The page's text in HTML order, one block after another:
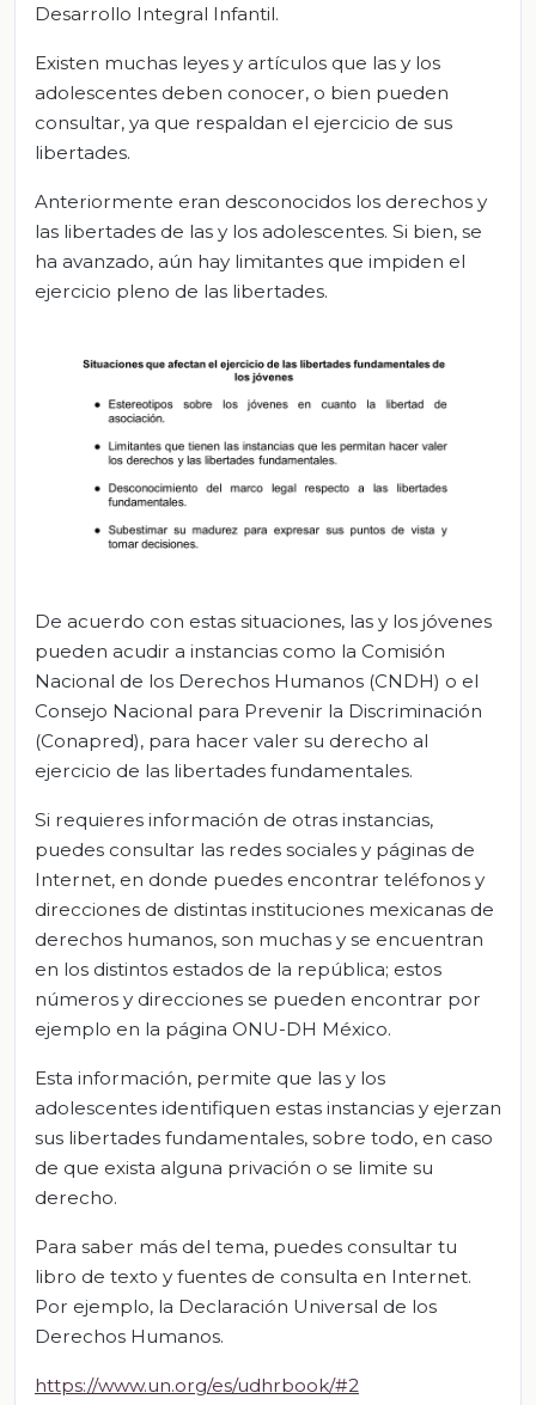
Desarrollo Integral Infantil.
Existen muchas leyes y artículos que las y los
adolescentes deben conocer, o bien pueden
consultar, ya que respaldan el ejercicio de sus
libertades.
Anteriormente eran desconocidos los derechos y
las libertades de las y los adolescentes. Si bien, se
ha avanzado, aún hay limitantes que impiden el
ejercicio pleno de las libertades.
De acuerdo con estas situaciones, las y los jóvenes
pueden acudir a instancias como la Comisión
Nacional de los Derechos Humanos (CNDH) o el
Consejo Nacional para Prevenir la Discriminación
(Conapred), para hacer valer su derecho al
ejercicio de las libertades fundamentales.
Si requieres información de otras instancias,
puedes consultar las redes sociales y páginas de
Internet, en donde puedes encontrar teléfonos y
direcciones de distintas instituciones mexicanas de
derechos humanos, son muchas y se encuentran
en los distintos estados de la república; estos
números y direcciones se pueden encontrar por
ejemplo en la página ONU-DH México.
Esta información, permite que las y los
adolescentes identifiquen estas instancias y ejerzan
sus libertades fundamentales, sobre todo, en caso
de que exista alguna privación o se limite su
derecho.
Para saber más del tema, puedes consultar tu
libro de texto y fuentes de consulta en Internet.
Por ejemplo, la Declaración Universal de los
Derechos Humanos.
https://www.un.org/es/udhrbook/#2